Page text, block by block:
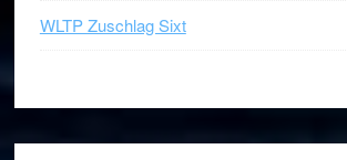
WLTP Zuschlag Sixt